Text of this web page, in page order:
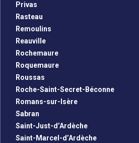
Privas
Rasteau
Remoulins
Reauville
Rochemaure
Roquemaure
Roussas
Roche-Saint-Secret-Béconne
Romans-sur-Isère
Sabran
Saint-Just-d’Ardèche
Saint-Marcel-d’Ardèche